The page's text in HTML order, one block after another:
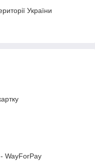
України
WayForPay